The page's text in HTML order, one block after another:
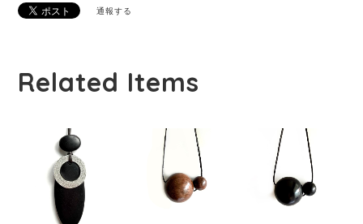
通報する
Related Items